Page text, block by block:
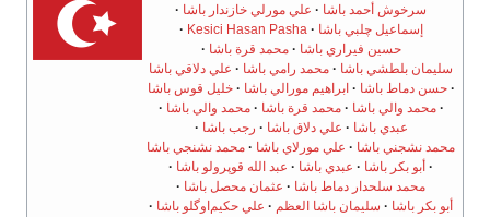
سرخوش أحمد باشا
علي مورلي خازندار باشا
إسماعيل چلبي باشا
Kesici Hasan Pasha
حسين فيراري باشا
محمد قرة باشا
سليمان بلطشي باشا
محمد رامي باشا
علي دلاقي باشا
حسن دماط باشا
ابراهيم مورالي باشا
خليل قوس باشا
محمد والي باشا
محمد قرة باشا
محمد والي باشا
عبدي باشا
علي دلاق باشا
رجب باشا
محمد نشجني باشا
علي مورلاي باشا
محمد نشنجي باشا
أبو بكر باشا
عبدي باشا
عبد الله قوپرولو باشا
محمد سلحدار دماط باشا
عثمان محصل باشا
أبو بكر باشا
سليمان باشا العظم
علي حكيم‌اوگلو باشا